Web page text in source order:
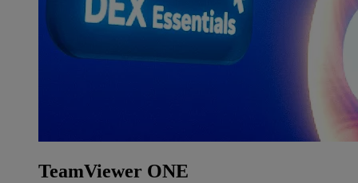
TeamViewer ONE